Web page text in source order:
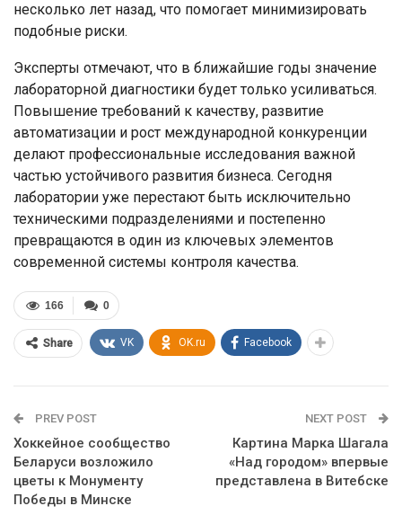
несколько лет назад, что помогает минимизировать
подобные риски.
Эксперты отмечают, что в ближайшие годы значение
лабораторной диагностики будет только усиливаться.
Повышение требований к качеству, развитие
автоматизации и рост международной конкуренции
делают профессиональные исследования важной
частью устойчивого развития бизнеса. Сегодня
лаборатории уже перестают быть исключительно
техническими подразделениями и постепенно
превращаются в один из ключевых элементов
современной системы контроля качества.
0
166
Share VK OK.ru Facebook
PREV POST
Хоккейное сообщество
Беларуси возложило
цветы к Монументу
Победы в Минске
NEXT POST
Картина Марка Шагала
«Над городом» впервые
представлена в Витебске